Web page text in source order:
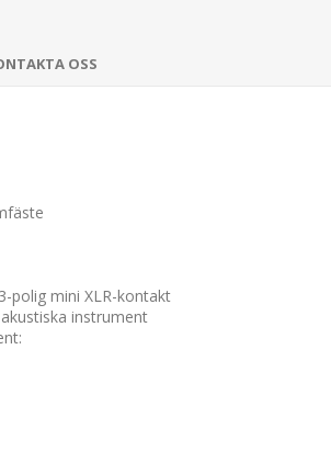
OSS
polig mini XLR-kontakt
instrument